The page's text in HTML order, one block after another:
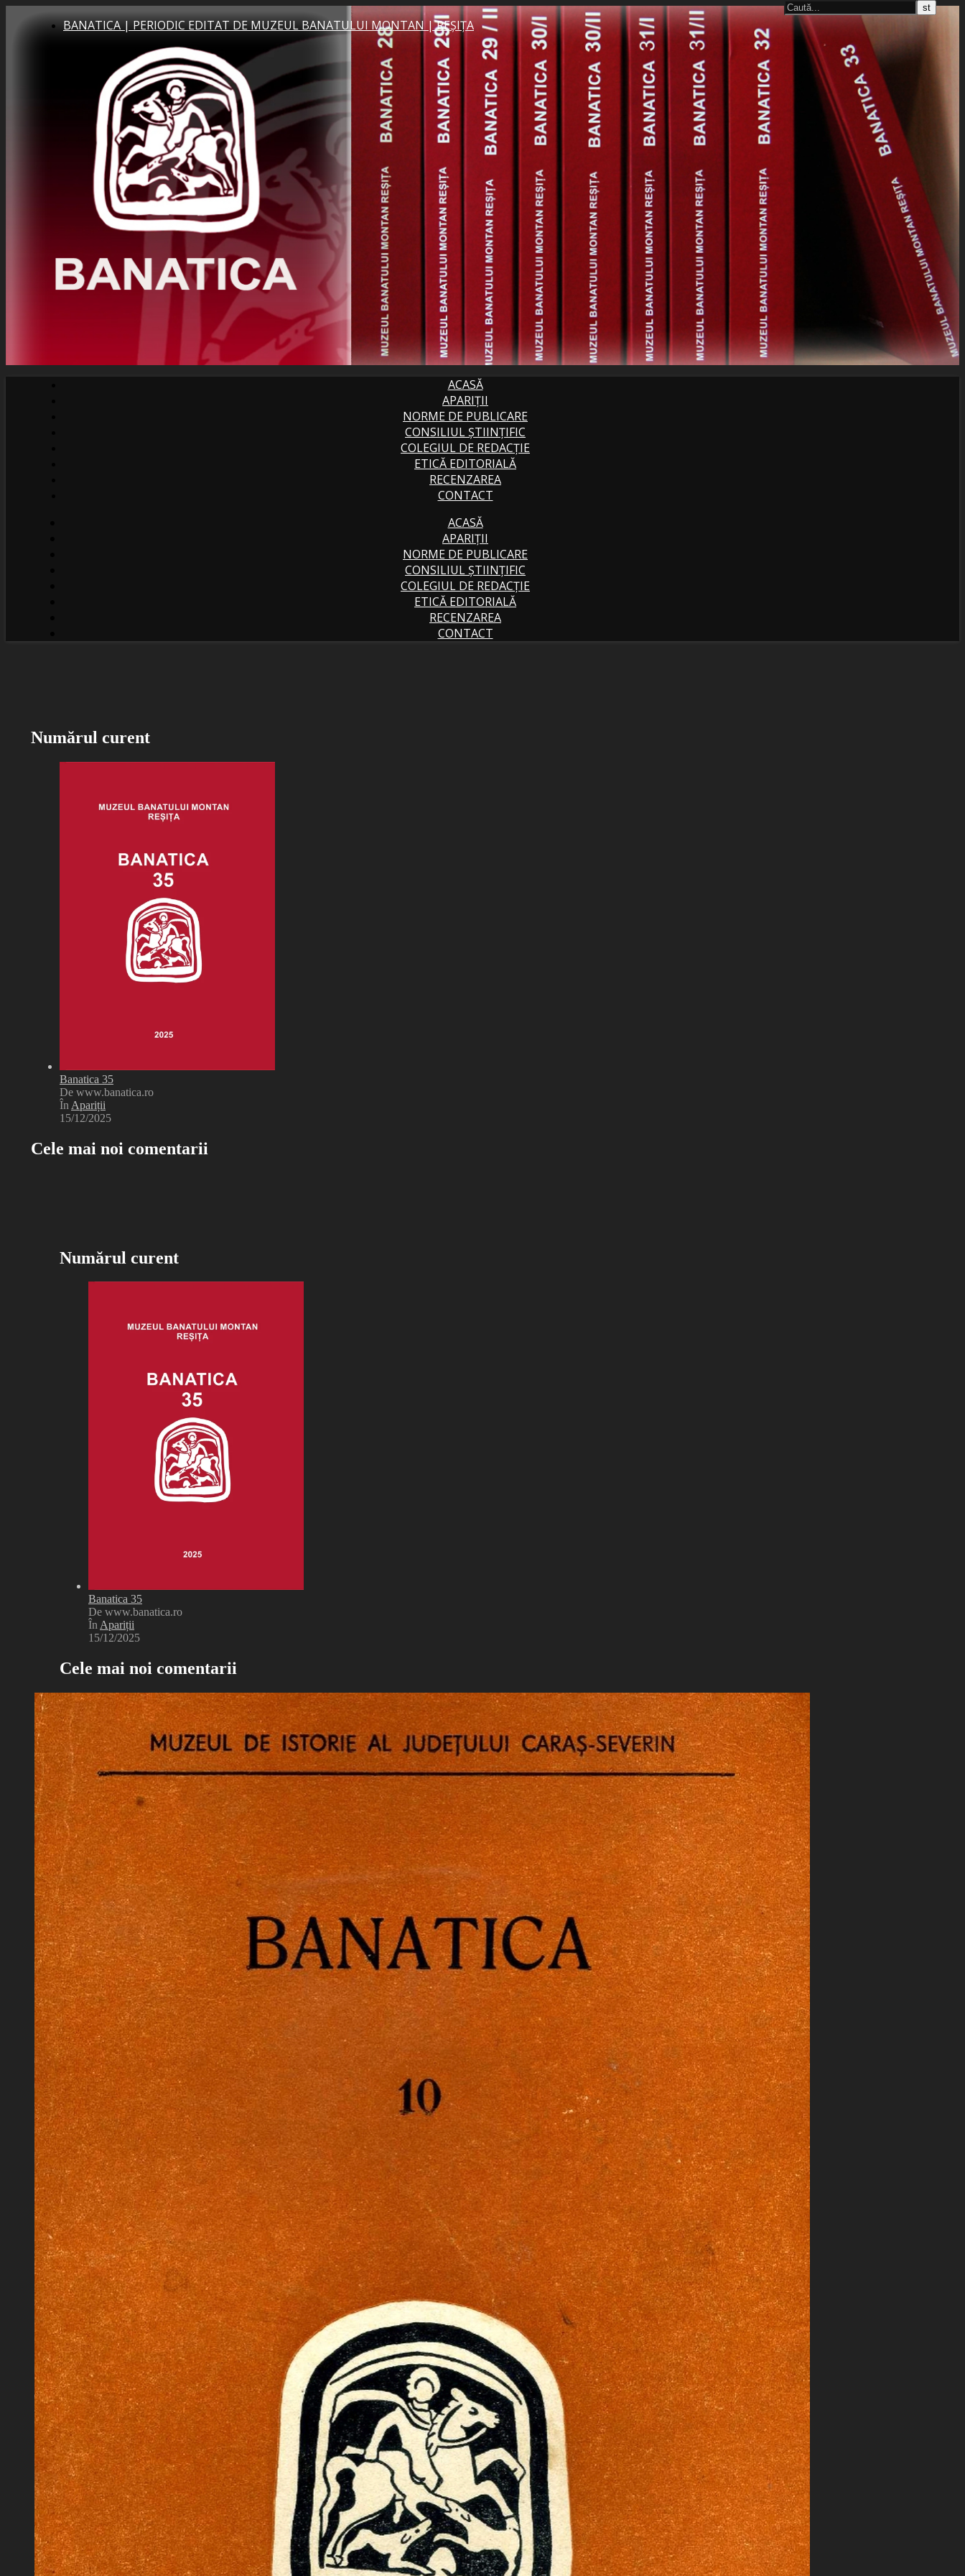
BANATICA | PERIODIC EDITAT DE MUZEUL BANATULUI MONTAN | REȘIȚA
ACASĂ
APARIȚII
NORME DE PUBLICARE
CONSILIUL ȘTIINȚIFIC
COLEGIUL DE REDACȚIE
ETICĂ EDITORIALĂ
RECENZAREA
CONTACT
ACASĂ
APARIȚII
NORME DE PUBLICARE
CONSILIUL ȘTIINȚIFIC
COLEGIUL DE REDACȚIE
ETICĂ EDITORIALĂ
RECENZAREA
CONTACT
Numărul curent
Banatica 35
De www.banatica.ro
În Apariții
15/12/2025
Cele mai noi comentarii
Numărul curent
Banatica 35
De www.banatica.ro
ÎnApariții
15/12/2025
Cele mai noi comentarii